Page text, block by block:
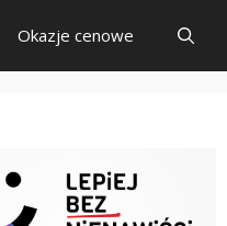
Okazje cenowe